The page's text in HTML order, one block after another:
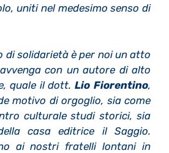
uniti nel medesimo senso di
di solidarietà è per noi un atto
con un autore di alto
quale il dott. Lio Fiorentino,
motivo di orgoglio, sia come
culturale studi storici, sia
casa editrice il Saggio.
ai nostri fratelli lontani in